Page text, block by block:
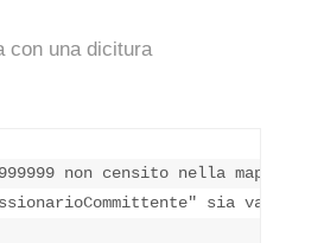
con una dicitura
non censito nella mappa
sia valido</